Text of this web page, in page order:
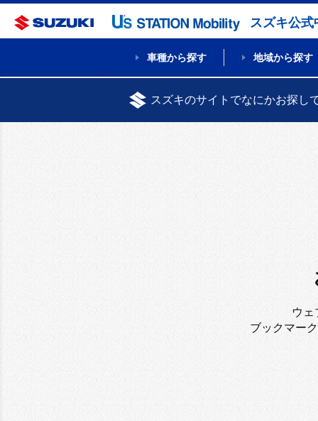
スズキ公式
車種から探す 地域から探す
スズキのサイトでなにかお探し
ウェ
ブックマー